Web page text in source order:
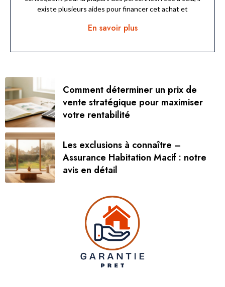
existe plusieurs aides pour financer cet achat et
En savoir plus
Comment déterminer un prix de
vente stratégique pour maximiser
votre rentabilité
Les exclusions à connaître –
Assurance Habitation Macif : notre
avis en détail